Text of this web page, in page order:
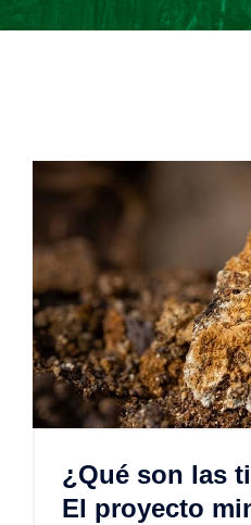
¿Qué son las
El proyecto